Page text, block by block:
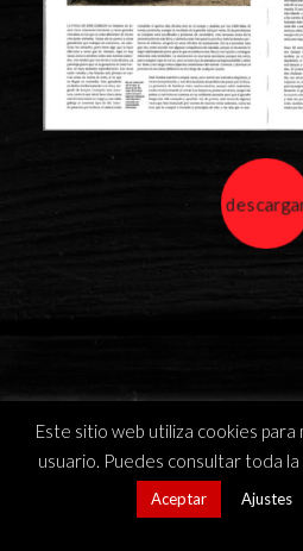
Este sitio web utiliza cookies
usuario. Puedes consultar toda
Aceptar Ajustes